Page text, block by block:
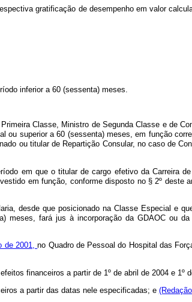
gratificação de desempenho em valor
inferior a 60 (sessenta) meses.
Classe, Ministro de Segunda Classe e de
superior a 60 (sessenta) meses, em função
ou titular de Repartição Consular, no caso de
em que o titular de cargo efetivo da Carreira
em função, conforme disposto no § 2º deste
desde que posicionado na Classe Especial e
meses, fará jus à incorporação da GDAOC ou
de 2001,no Quadro de Pessoal do Hospital das
financeiros a partir de 1º de abril de 2004 e 1º
a partir das datas nele especificadas; e